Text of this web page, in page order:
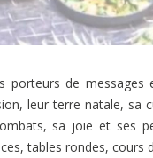
de messages
leur terre natale, sa
sa joie et ses
tables rondes,